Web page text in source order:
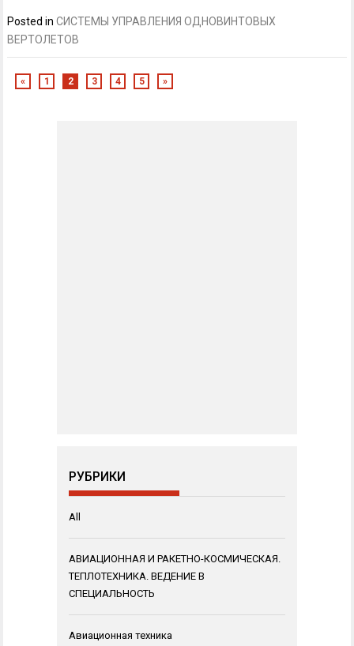
Posted inСИСТЕМЫ УПРАВЛЕНИЯ ОДНОВИНТОВЫХ
ВЕРТОЛЕТОВ
« 1 2 3 4 5 »
РУБРИКИ
All
АВИАЦИОННАЯ И РАКЕТНО-КОСМИЧЕСКАЯ.
ТЕПЛОТЕХНИКА. ВЕДЕНИЕ В
СПЕЦИАЛЬНОСТЬ
Авиационная техника